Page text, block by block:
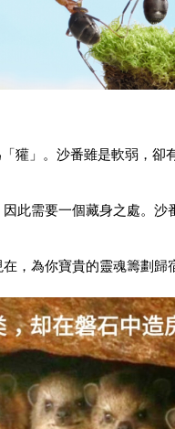
獾」。沙番雖是軟弱，卻
此需要一個藏身之處。
，為你寶貴的靈魂籌劃歸